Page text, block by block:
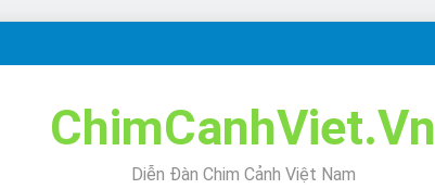
ChimCanhViet.Vn
Diễn Đàn Chim Cảnh Việt Nam